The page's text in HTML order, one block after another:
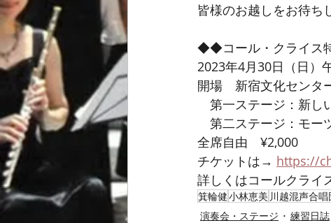
皆様のお越しをお待ち
◆◆コール・クライス
2023年4月30日（日）
開場　新宿文化センタ
第一ステージ：新し
第二ステージ：モー
全席自由　¥2,000
チケットは→ https://
詳しくはコールクライ
箕輪健小林恵美 川越混声合唱
演奏会・ステージ
練習日誌